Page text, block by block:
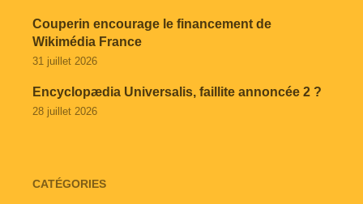
Couperin encourage le financement de
Wikimédia France
31 juillet 2026
Encyclopædia Universalis, faillite annoncée 2 ?
28 juillet 2026
CATÉGORIES